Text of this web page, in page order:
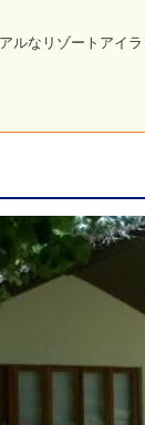
ルなリゾートアイ